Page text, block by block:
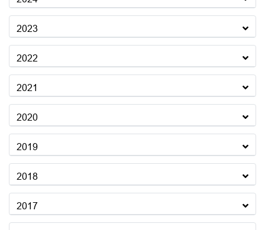
2023
2022
2021
2020
2019
2018
2017